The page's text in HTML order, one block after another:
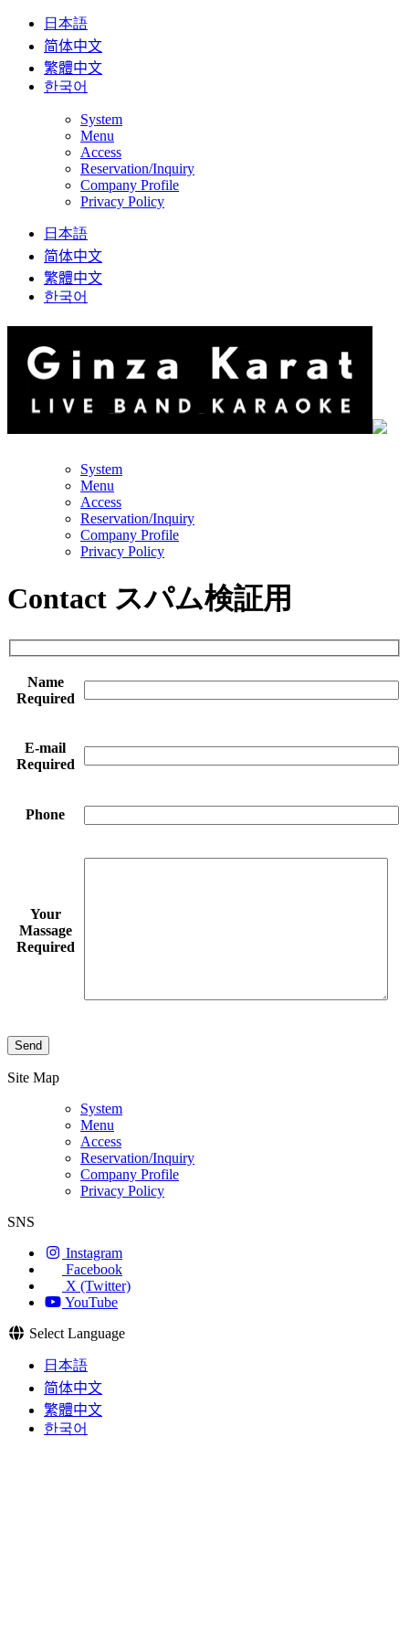
日本語
简体中文
繁體中文
한국어
System
Menu
Access
Reservation/Inquiry
Company Profile
Privacy Policy
日本語
简体中文
繁體中文
한국어
System
Menu
Access
Reservation/Inquiry
Company Profile
Privacy Policy
Contact スパム検証用
Name
Required
E-mail
Required
Phone
Your
Massage
Required
このフィールドは空のままにしてください。
Site Map
System
Menu
Access
Reservation/Inquiry
Company Profile
Privacy Policy
SNS
Instagram
Facebook
X (Twitter)
YouTube
Select Language
日本語
简体中文
繁體中文
한국어